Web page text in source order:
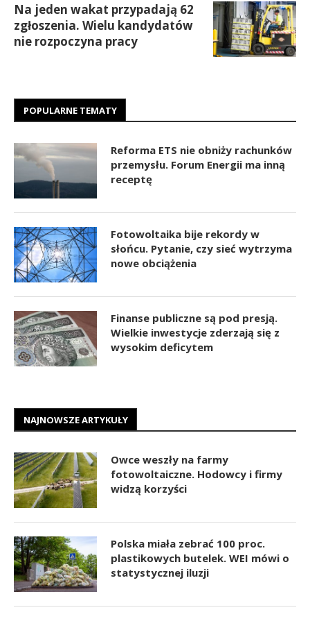
Na jeden wakat przypadają 62
zgłoszenia. Wielu kandydatów
nie rozpoczyna pracy
POPULARNE TEMATY
Reforma ETS nie obniży rachunków
przemysłu. Forum Energii ma inną
receptę
Fotowoltaika bije rekordy w
słońcu. Pytanie, czy sieć wytrzyma
nowe obciążenia
Finanse publiczne są pod presją.
Wielkie inwestycje zderzają się z
wysokim deficytem
NAJNOWSZE ARTYKUŁY
Owce weszły na farmy
fotowoltaiczne. Hodowcy i firmy
widzą korzyści
Polska miała zebrać 100 proc.
plastikowych butelek. WEI mówi o
statystycznej iluzji